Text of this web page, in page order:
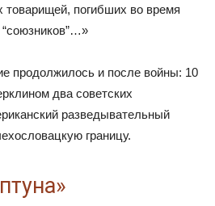
товарищей, погибших во время
“союзников”…»
продолжилось и после войны: 10
два советских
разведывательный
границу.